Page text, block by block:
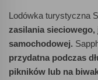
Lodówka turystyczna
zasilania
samochodowej.
przydatna podczas
pikników lub na